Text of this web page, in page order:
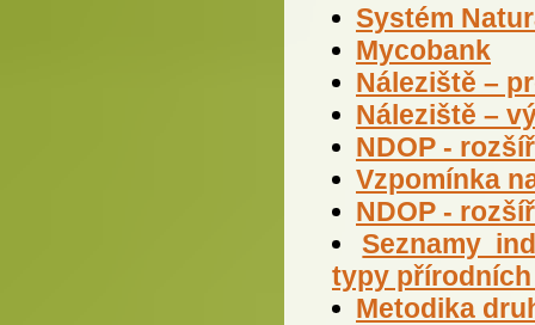
Systém
Mycobank
Náleziště –
Náleziště –
NDOP -
Vzpomínka
NDOP -
Seznamy
typy
Metodika